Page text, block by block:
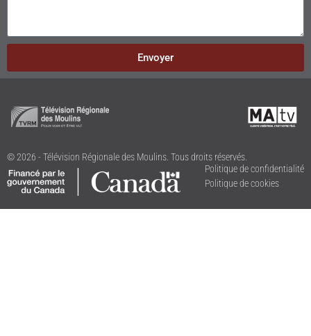
Envoyer
© 2026 - Télévision Régionale des Moulins. Tous droits réservés.
Politique de confidentialité
Politique de cookies